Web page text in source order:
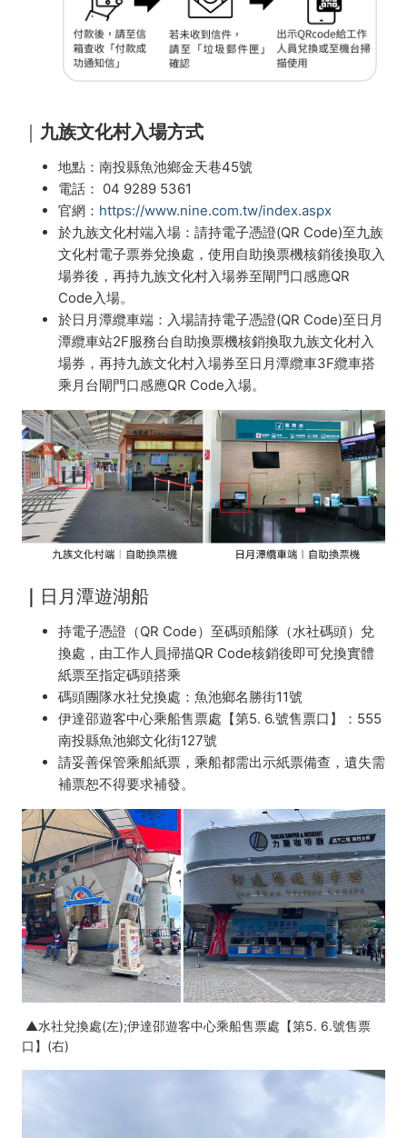
九族文化村入場方式
地點：南投縣魚池鄉金天巷45號
電話： 04 9289 5361
官網： https://www.nine.com.tw/index.aspx
於九族文化村端入場：請持電子憑證(QR Code)至九族
文化村電子票券兌換處，使用自助換票機核銷後換取入
場券後，再持九族文化村入場券至閘門口感應QR
Code入場。
於日月潭纜車端：入場請持電子憑證(QR Code)至日月
潭纜車站2F服務台自助換票機核銷換取九族文化村入
場券，再持九族文化村入場券至日月潭纜車3F纜車搭
乘月台閘門口感應QR Code入場。
｜ 日月潭遊湖船
持電子憑證（QR Code）至碼頭船隊（水社碼頭）兌
換處 ，由工作人員掃描QR Code核銷後即可兌換實體
紙票至指定碼頭搭乘
碼頭團隊水社兌換處 ：魚池鄉名勝街11號
伊達邵遊客中心乘船售票處【第5. 6.號售票口】： 555
南投縣魚池鄉文化街127號
請妥善保管乘船紙票 ，乘船都需出示紙票備查 ，遺失需
補票恕不得要求補發。
▲水社兌換處(左);伊達邵遊客中心乘船售票處【第5. 6.號售票
口】(右)